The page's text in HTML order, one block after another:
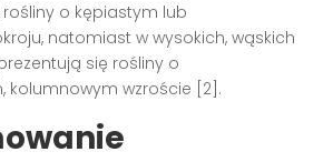
o kępiastym lub
natomiast w wysokich, wąskich
się rośliny o
kolumnowym wzroście [2].